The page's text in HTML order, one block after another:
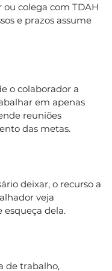
colega com TDAH
e prazos assume
o colaborador a
em apenas
reuniões
das metas.
deixar, o recurso a
veja
dela.
de trabalho,